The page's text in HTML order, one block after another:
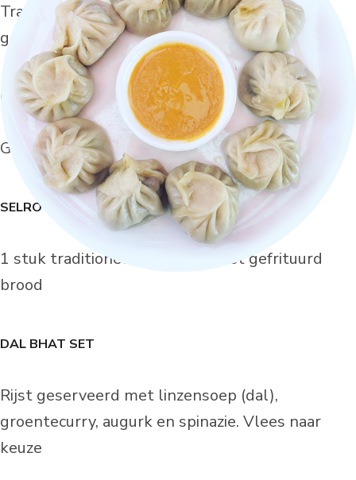
Traditionele Nepalese dumpling gevuld met
gekruide vlees en groenten
CHOWMEIN
Gewokte noedels met groenten en vlees
SELROTI
1 stuk traditioneel Nepalese zoet gefrituurd
brood
DAL BHAT SET
Rijst geserveerd met linzensoep (dal),
groentecurry, augurk en spinazie. Vlees naar
keuze